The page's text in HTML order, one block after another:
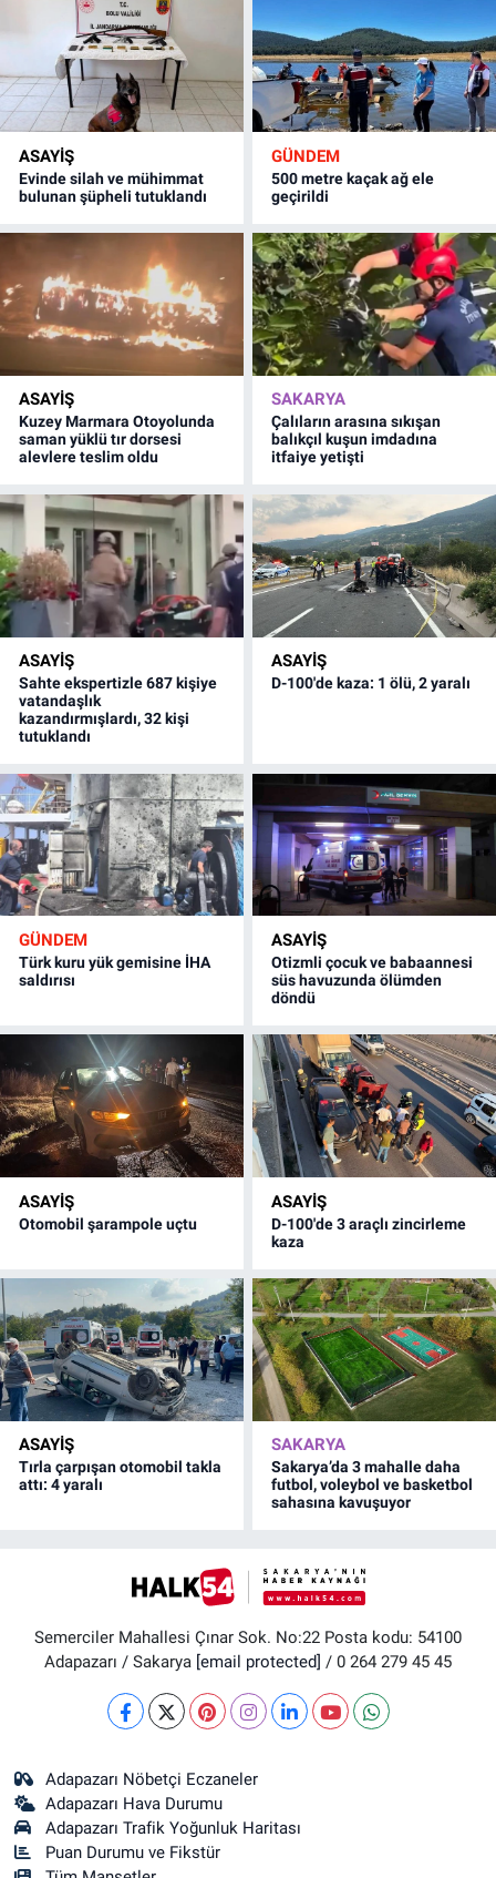
ASAYİŞ
Evinde silah ve mühimmat
bulunan şüpheli tutuklandı
GÜNDEM
500 metre kaçak ağ ele
geçirildi
ASAYİŞ
Kuzey Marmara Otoyolunda
saman yüklü tır dorsesi
alevlere teslim oldu
SAKARYA
Çalıların arasına sıkışan
balıkçıl kuşun imdadına
itfaiye yetişti
ASAYİŞ
Sahte ekspertizle 687 kişiye
vatandaşlık
kazandırmışlardı, 32 kişi
tutuklandı
ASAYİŞ
D-100'de kaza: 1 ölü, 2 yaralı
GÜNDEM
Türk kuru yük gemisine İHA
saldırısı
ASAYİŞ
Otizmli çocuk ve babaannesi
süs havuzunda ölümden
döndü
ASAYİŞ
Otomobil şarampole uçtu
ASAYİŞ
D-100'de 3 araçlı zincirleme
kaza
ASAYİŞ
Tırla çarpışan otomobil takla
attı: 4 yaralı
SAKARYA
Sakarya’da 3 mahalle daha
futbol, voleybol ve basketbol
sahasına kavuşuyor
Semerciler Mahallesi Çınar Sok. No:22 Posta kodu: 54100
Adapazarı / Sakarya [email protected] / 0 264 279 45 45
Adapazarı Nöbetçi Eczaneler
Adapazarı Hava Durumu
Adapazarı Trafik Yoğunluk Haritası
Puan Durumu ve Fikstür